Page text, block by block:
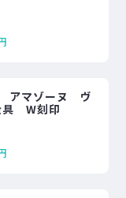
アマゾーヌ ヴ
具 W刻印